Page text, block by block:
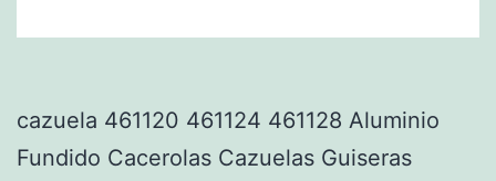
cazuela 461120 461124 461128 Aluminio
Fundido Cacerolas Cazuelas Guiseras